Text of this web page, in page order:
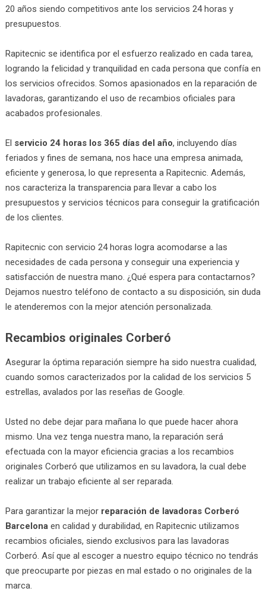
20 años siendo competitivos ante los servicios 24 horas y
presupuestos.
Rapitecnic se identifica por el esfuerzo realizado en cada tarea,
logrando la felicidad y tranquilidad en cada persona que confía en
los servicios ofrecidos. Somos apasionados en la reparación de
lavadoras, garantizando el uso de recambios oficiales para
acabados profesionales.
El servicio 24 horas los 365 días del año, incluyendo días
feriados y fines de semana, nos hace una empresa animada,
eficiente y generosa, lo que representa a Rapitecnic. Además,
nos caracteriza la transparencia para llevar a cabo los
presupuestos y servicios técnicos para conseguir la gratificación
de los clientes.
Rapitecnic con servicio 24 horas logra acomodarse a las
necesidades de cada persona y conseguir una experiencia y
satisfacción de nuestra mano. ¿Qué espera para contactarnos?
Dejamos nuestro teléfono de contacto a su disposición, sin duda
le atenderemos con la mejor atención personalizada.
Recambios originales Corberó
Asegurar la óptima reparación siempre ha sido nuestra cualidad,
cuando somos caracterizados por la calidad de los servicios 5
estrellas, avalados por las reseñas de Google.
Usted no debe dejar para mañana lo que puede hacer ahora
mismo. Una vez tenga nuestra mano, la reparación será
efectuada con la mayor eficiencia gracias a los recambios
originales Corberó que utilizamos en su lavadora, la cual debe
realizar un trabajo eficiente al ser reparada.
Para garantizar la mejor reparación de lavadoras Corberó
Barcelonaen calidad y durabilidad, en Rapitecnic utilizamos
recambios oficiales, siendo exclusivos para las lavadoras
Corberó. Así que al escoger a nuestro equipo técnico no tendrás
que preocuparte por piezas en mal estado o no originales de la
marca.